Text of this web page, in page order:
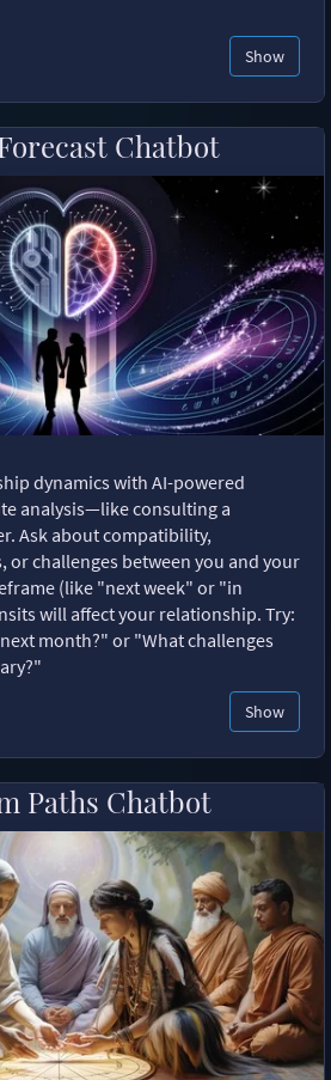
Show
Chatbot
dynamics with AI-powered
analysis—like consulting a
Ask about compatibility,
or challenges between you and your
(like "next week" or "in
will affect your relationship. Try:
month?" or "What challenges
Show
Paths Chatbot